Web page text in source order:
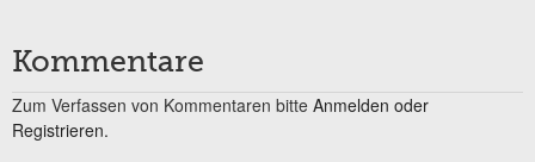
Kommentare
Zum Verfassen von Kommentaren bitte Anmelden oder
Registrieren.